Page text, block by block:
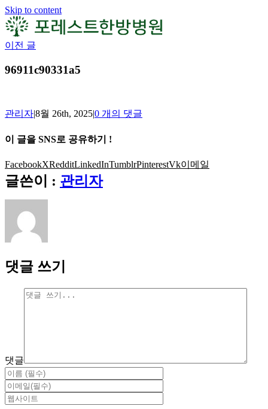
Skip to content
이전 글
96911c90331a5
관리자|8월 26th, 2025|0 개의 댓글
이 글을 SNS로 공유하기 !
FacebookXRedditLinkedInTumblrPinterestVk이메일
글쓴이 : 관리자
댓글 쓰기
댓글